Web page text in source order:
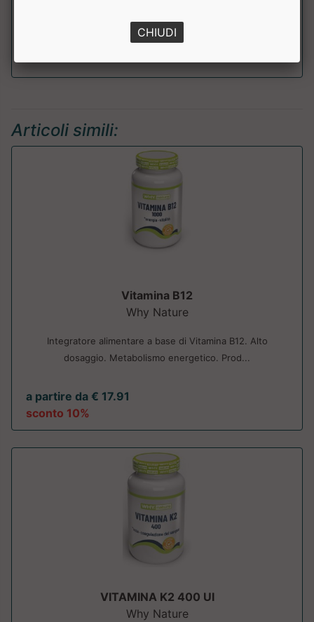
Articoli simili:
Vitamina B12
Why Nature
Integratore alimentare a base di Vitamina B12. Alto
dosaggio. Metabolismo energetico. Prod...
a partire da € 17.91
sconto 10%
VITAMINA K2 400 UI
Why Nature
CHIUDI